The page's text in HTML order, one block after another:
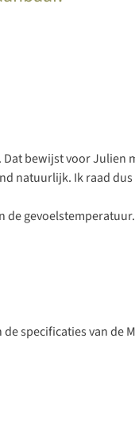
bewijst voor Julien
natuurlijk. Ik raad
de
specificaties van de